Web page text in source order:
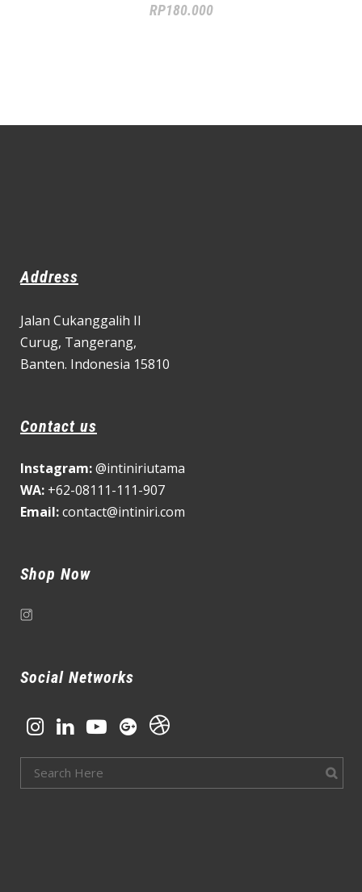
RP180.000
Address
Jalan Cukanggalih II
Curug, Tangerang,
Banten. Indonesia 15810
Contact us
Instagram:@intiniriutama
WA: +62-08111-111-907
Email:contact@intiniri.com
Shop Now
Social Networks